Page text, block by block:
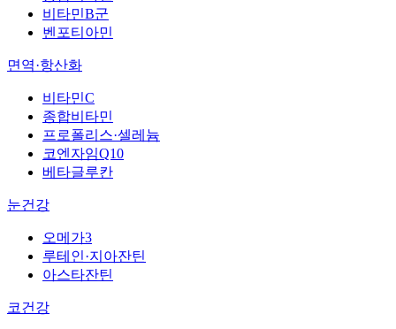
비타민B군
벤포티아민
면역·항산화
비타민C
종합비타민
프로폴리스·셀레늄
코엔자임Q10
베타글루칸
눈건강
오메가3
루테인·지아잔틴
아스타잔틴
코건강